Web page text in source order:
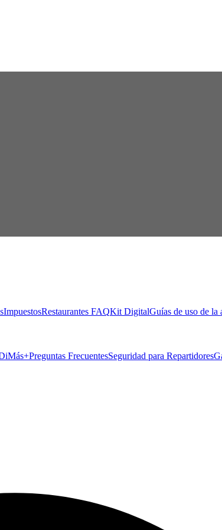
ImpuestosRestaurantes FAQKit DigitalGuías de uso de la
Preguntas FrecuentesSeguridad para Repartidores